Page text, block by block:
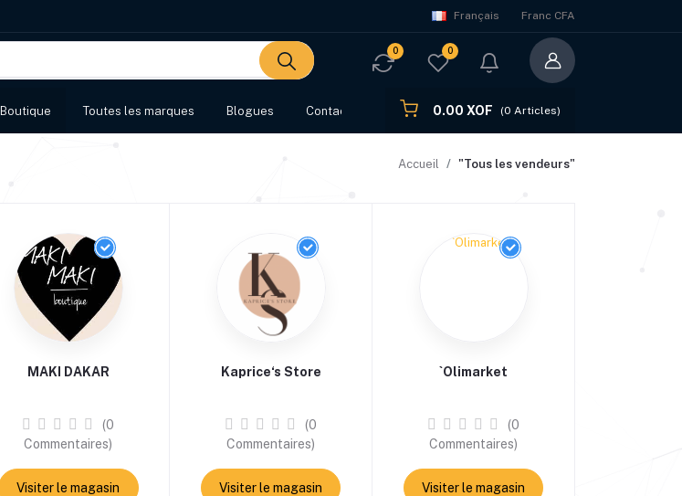
Français Franc CFA
0 0
Boutique Toutes les marques Blogues Contact 0.00 XOF (0 Articles)
Accueil "Tous les vendeurs"
MAKI DAKAR
(0
Commentaires)
Visiter le magasin
Kaprice‘s Store
(0
Commentaires)
Visiter le magasin
`Olimarket
(0
Commentaires)
Visiter le magasin